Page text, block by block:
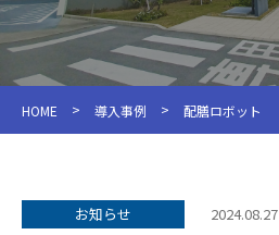
HOME > 導入事例 > 配膳ロボット
お知らせ 2024.08.27